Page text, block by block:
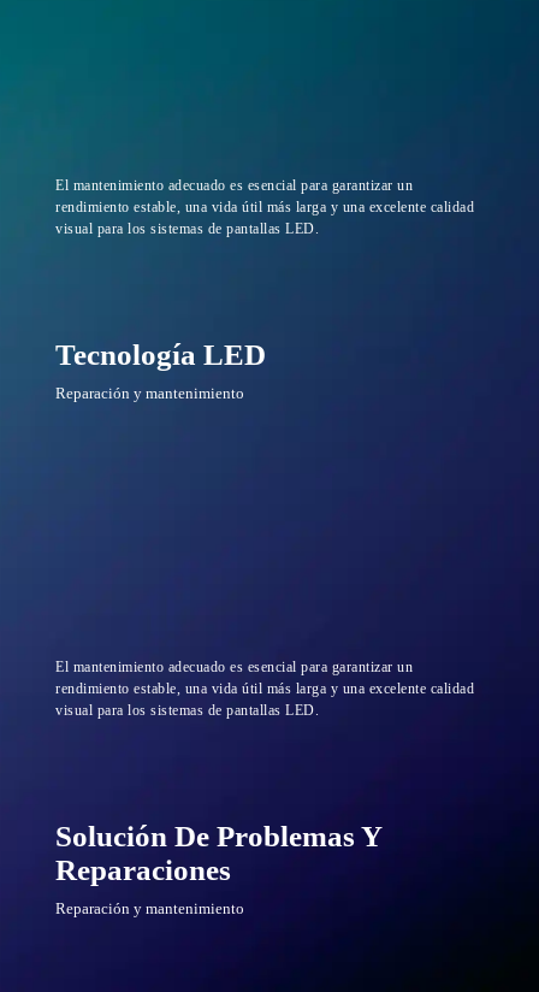
El mantenimiento adecuado es esencial para garantizar un
rendimiento estable, una vida útil más larga y una excelente calidad
visual para los sistemas de pantallas LED.
Tecnología LED
Reparación y mantenimiento
El mantenimiento adecuado es esencial para garantizar un
rendimiento estable, una vida útil más larga y una excelente calidad
visual para los sistemas de pantallas LED.
Solución De Problemas Y
Reparaciones
Reparación y mantenimiento